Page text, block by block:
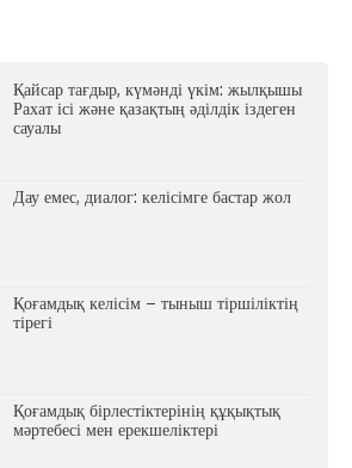
Қайсар тағдыр, күмәнді үкім: жылқышы
Рахат ісі және қазақтың әділдік іздеген
сауалы
Дау емес, диалог: келісімге бастар жол
Қоғамдық келісім – тыныш тіршіліктің
тірегі
Қоғамдық бірлестіктерінің құқықтық
мәртебесі мен ерекшеліктері